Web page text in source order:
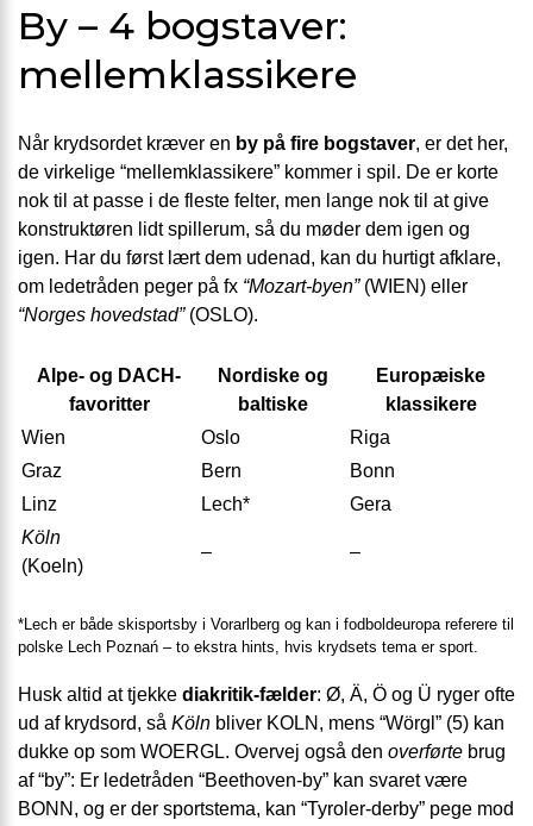
By – 4 bogstaver:
mellemklassikere
Når krydsordet kræver en by på fire bogstaver, er det her,
de virkelige “mellemklassikere” kommer i spil. De er korte
nok til at passe i de fleste felter, men lange nok til at give
konstruktøren lidt spillerum, så du møder dem igen og
igen. Har du først lært dem udenad, kan du hurtigt afklare,
om ledetråden peger på fx “Mozart-byen”(WIEN) eller
“Norges hovedstad”(OSLO).
Alpe- og DACH-
favoritter
Nordiske og
baltiske
Europæiske
klassikere
Wien
Oslo
Riga
Graz
Bern
Bonn
Linz
Lech*
Gera
Köln
(Koeln)
– –
*Lech er både skisportsby i Vorarlberg og kan i fodboldeuropa referere til
polske Lech Poznań – to ekstra hints, hvis krydsets tema er sport.
Husk altid at tjekke diakritik-fælder: Ø, Ä, Ö og Ü ryger ofte
ud af krydsord, så Köln bliver KOLN, mens “Wörgl” (5) kan
dukke op som WOERGL. Overvej også den overførte brug
af “by”: Er ledetråden “Beethoven-by” kan svaret være
BONN, og er der sportstema, kan “Tyroler-derby” pege mod